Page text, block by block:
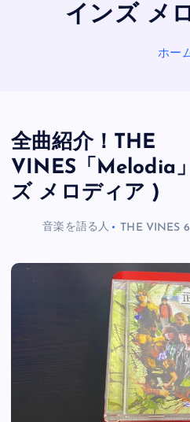
インズ メ
ホー
全曲紹介！THE
VINES「Melodia
ズ メロディア )
音楽を語る人 THE VINES